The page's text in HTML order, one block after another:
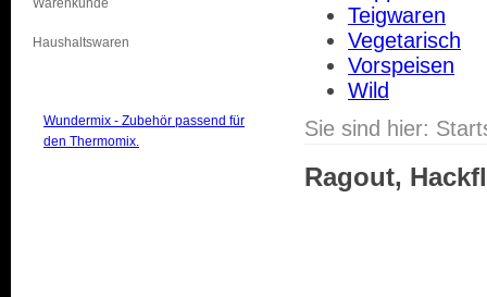
Warenkunde
Haushaltswaren
Wundermix - Zubehör passend für
den Thermomix.
Teigwaren
Vegetarisch
Vorspeisen
Wild
Sie sind hier:
Ragout,